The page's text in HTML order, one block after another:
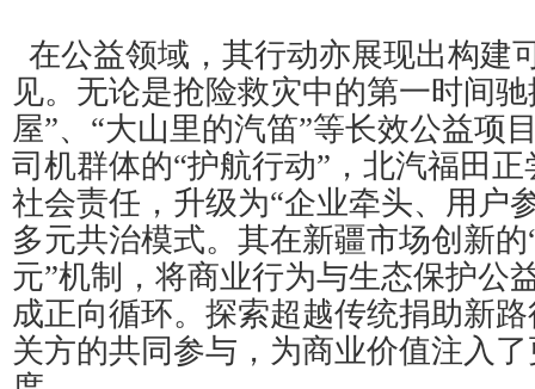
在公益领域，其行动亦展现出构建
见。无论是抢险救灾中的第一时间
屋”、“大山里的汽笛”等长效公益项
司机群体的“护航行动”，北汽福田
社会责任，升级为“企业牵头、用户
多元共治模式。其在新疆市场创新
元”机制，将商业行为与生态保护公
成正向循环。探索超越传统捐助新
关方的共同参与，为商业价值注入